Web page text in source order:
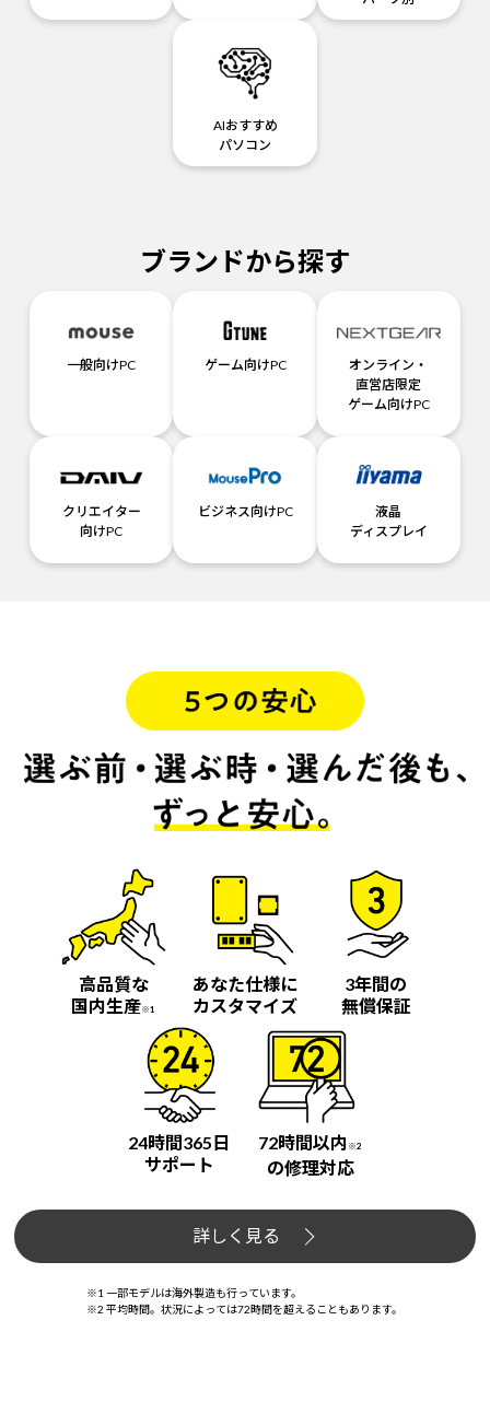
AIおすすめ
パソコン
ブランドから探す
一般向けPC ゲーム向けPC
オンライン・
直営店限定
ゲーム向けPC
クリエイター
向けPC
ビジネス向けPC
液晶
ディスプレイ
高品質な
国内生産※1
あなた仕様に
カスタマイズ
3年間の
無償保証
24時間365日
サポート
72時間以内 ※2
の修理対応
詳しく見る
※1 一部モデルは海外製造も行っています。
※2 平均時間。状況によっては72時間を超えることもあります。